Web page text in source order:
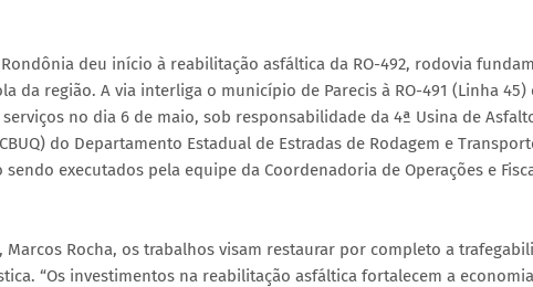
deu início à reabilitação asfáltica da RO-492, rodovia
da região. A via interliga o município de Parecis à RO-491 (Linha 45)
serviços no dia 6 de maio, sob responsabilidade da 4ª Usina de
do Departamento Estadual de Estradas de Rodagem e
executados pela equipe da Coordenadoria de Operações e
Marcos Rocha, os trabalhos visam restaurar por completo a
“Os investimentos na reabilitação asfáltica fortalecem a